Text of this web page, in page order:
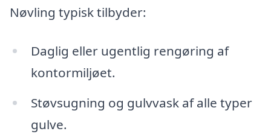
Nøvling typisk tilbyder:
Daglig eller ugentlig rengøring af
kontormiljøet.
Støvsugning og gulvvask af alle typer
gulve.